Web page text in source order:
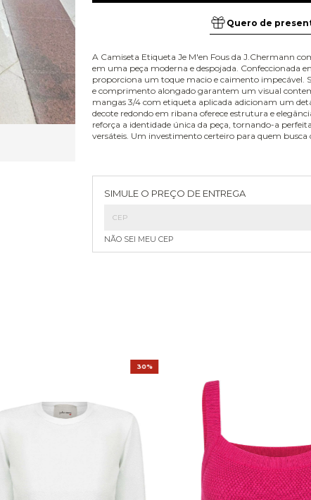
Quero de
A Camiseta Etiqueta Je M'en Fous da J.Chermann
em uma peça moderna e despojada. Confeccionada
proporciona um toque macio e caimento impecável.
e comprimento alongado garantem um visual
mangas 3/4 com etiqueta aplicada adicionam um
decote redondo em ribana oferece estrutura e
reforça a identidade única da peça, tornando-a
versáteis. Um investimento certeiro para quem busca
SIMULE O PREÇO DE ENTREGA
NÃO SEI MEU CEP
30%